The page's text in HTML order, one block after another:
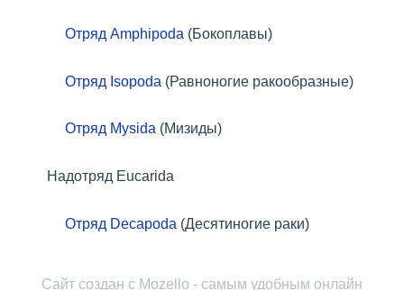
Отряд Amphipoda (Бокоплавы)
Отряд Isopoda (Равноногие ракообразные)
Отряд Mysida (Мизиды)
Надотряд Eucarida
Отряд Decapoda (Десятиногие раки)
Сайт создан с Mozello - самым удобным онлайн